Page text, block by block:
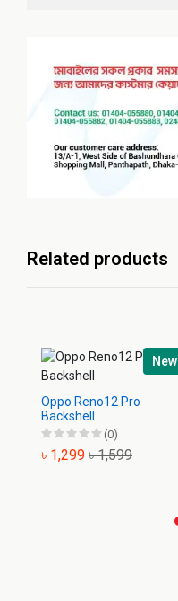
Related products
New
Oppo Reno12 Pro
Backshell
(0)
৳ 1,299 ৳ 1,599